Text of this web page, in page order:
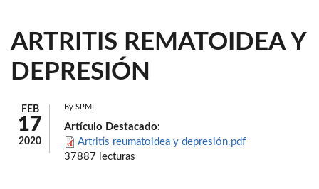
ARTRITIS REMATOIDEA Y
DEPRESIÓN
FEB
17
2020
By SPMI
Artículo Destacado:
Artritis reumatoidea y depresión.pdf
37887 lecturas